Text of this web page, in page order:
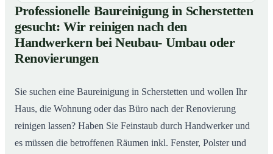
01 Professionelle Baureinigung in Scherstetten gesucht:
Wir reinigen nach den Handwerkern bei Neubau-
Umbau oder Renovierungen
02Baureinigung in Scherstetten – Profis im Einsatz
Professionelle Baureinigung in Scherstetten
gesucht: Wir reinigen nach den
Handwerkern bei Neubau- Umbau oder
Renovierungen
Sie suchen eine Baureinigung in Scherstetten und wollen Ihr
Haus, die Wohnung oder das Büro nach der Renovierung
reinigen lassen? Haben Sie Feinstaub durch Handwerker und
es müssen die betroffenen Räumen inkl. Fenster, Polster und